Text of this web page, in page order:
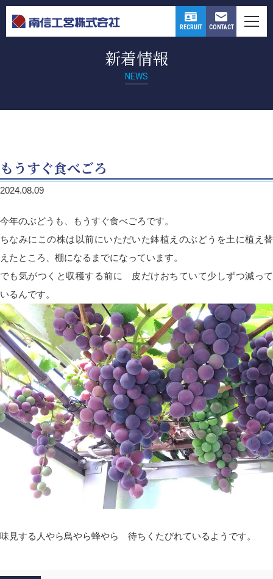
RECRUIT CONTACT
新着情報
NEWS
もうすぐ食べごろ
2024.08.09
今年のぶどうも、もうすぐ食べごろです。
ちなみにこの株は以前にいただいた鉢植えのぶどうを土に植え替
えたところ、棚になるまでになっています。
でも気がつくと収穫する前に 皮だけおちていて少しずつ減って
いるんです。
味見する人やら鳥やら蜂やら 待ちくたびれているようです。